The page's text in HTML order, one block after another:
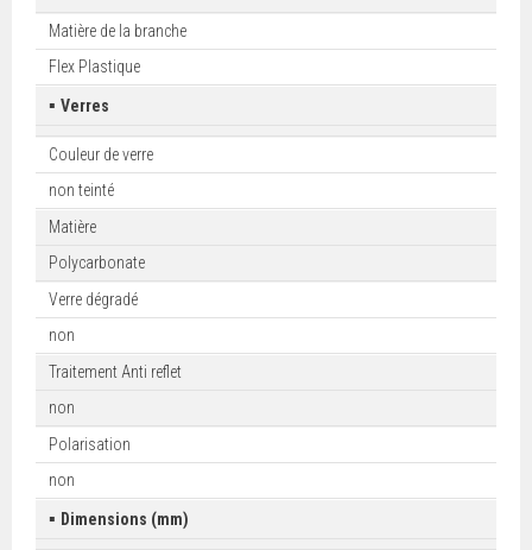
Matière de la branche
Flex Plastique
▪Verres
Couleur de verre
non teinté
Matière
Polycarbonate
Verre dégradé
non
Traitement Anti reflet
non
Polarisation
non
▪ Dimensions (mm)